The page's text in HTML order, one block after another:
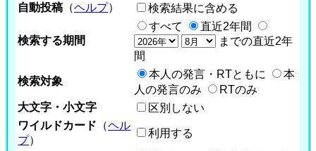
自動投稿 （ヘルプ） 検索結果に含める
検索する期間
すべて
直近2年間
までの直近2年
間
検索対象
本人の発言・RTともに
本
人の発言のみ
RTのみ
大文字・小文字
区別しない
ワイルドカード （ヘル
プ）
利用する